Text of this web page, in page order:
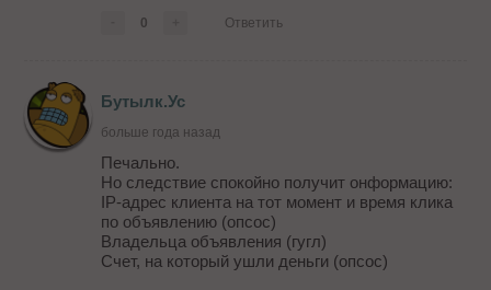
0 Ответить
Бутылк.Ус
больше года назад
Печально.
Но следствие спокойно получит онформацию:
IP-адрес клиента на тот момент и время клика
по объявлению (опсос)
Владельца объявления (гугл)
Счет, на который ушли деньги (опсос)